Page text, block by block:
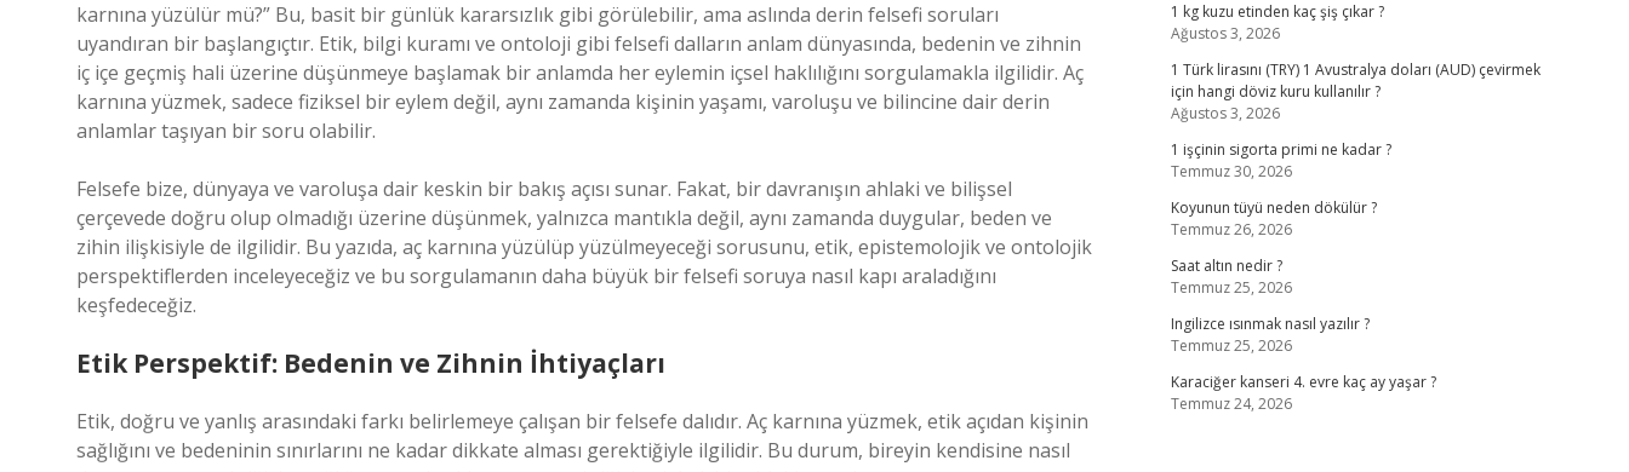
karnına yüzülür mü?” Bu, basit bir günlük kararsızlık gibi görülebilir, ama aslında derin felsefi soruları
uyandıran bir başlangıçtır. Etik, bilgi kuramı ve ontoloji gibi felsefi dalların anlam dünyasında, bedenin ve zihnin
iç içe geçmiş hali üzerine düşünmeye başlamak bir anlamda her eylemin içsel haklılığını sorgulamakla ilgilidir. Aç
karnına yüzmek, sadece fiziksel bir eylem değil, aynı zamanda kişinin yaşamı, varoluşu ve bilincine dair derin
anlamlar taşıyan bir soru olabilir.
Felsefe bize, dünyaya ve varoluşa dair keskin bir bakış açısı sunar. Fakat, bir davranışın ahlaki ve bilişsel
çerçevede doğru olup olmadığı üzerine düşünmek, yalnızca mantıkla değil, aynı zamanda duygular, beden ve
zihin ilişkisiyle de ilgilidir. Bu yazıda, aç karnına yüzülüp yüzülmeyeceği sorusunu, etik, epistemolojik ve ontolojik
perspektiflerden inceleyeceğiz ve bu sorgulamanın daha büyük bir felsefi soruya nasıl kapı araladığını
keşfedeceğiz.
Etik Perspektif: Bedenin ve Zihnin İhtiyaçları
Etik, doğru ve yanlış arasındaki farkı belirlemeye çalışan bir felsefe dalıdır. Aç karnına yüzmek, etik açıdan kişinin
sağlığını ve bedeninin sınırlarını ne kadar dikkate alması gerektiğiyle ilgilidir. Bu durum, bireyin kendisine nasıl
1 kg kuzu etinden kaç şiş çıkar ?
Ağustos 3, 2026
1 Türk lirasını (TRY) 1 Avustralya doları (AUD) çevirmek
için hangi döviz kuru kullanılır ?
Ağustos 3, 2026
1 işçinin sigorta primi ne kadar ?
Temmuz 30, 2026
Koyunun tüyü neden dökülür ?
Temmuz 26, 2026
Saat altın nedir ?
Temmuz 25, 2026
Ingilizce ısınmak nasıl yazılır ?
Temmuz 25, 2026
Karaciğer kanseri 4. evre kaç ay yaşar ?
Temmuz 24, 2026